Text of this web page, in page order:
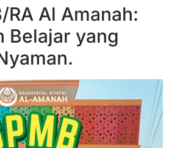
RA Al Amanah:
Belajar yang